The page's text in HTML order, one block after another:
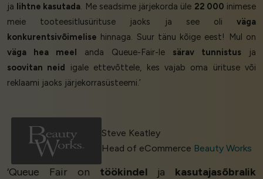
ja lihtne kasutada. Me seadsime järjekorda üle 22 000 inimese
meie tooteesitlusürituse jaoks ja see oli väga
konkurentsivõimelise hinnaga. Suur tänu kõige eest! Mul on
väga hea meel anda Queue-Fair-le särav tunnistus ja
soovitan neid igale ettevõttele, kes vajab oma ürituse või
reklaami jaoks järjekorrasüsteemi.’
Steve Keatley
Head of eCommerce Beauty Works
‘Queue Fair on töökindel ja kasutajasõbralik